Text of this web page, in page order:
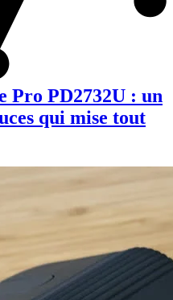
Pro PD2732U : un
qui mise tout